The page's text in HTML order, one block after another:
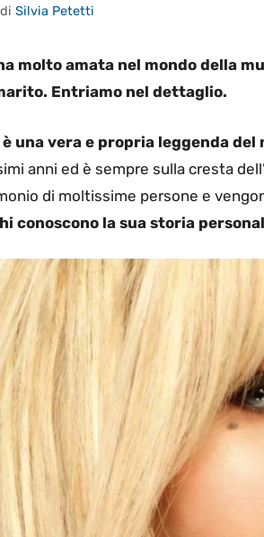
di Silvia Petetti
molto amata nel mondo della
Entriamo nel dettaglio.
è una vera e propria leggenda
anni ed è sempre sulla cresta
di moltissime persone e
conoscono la sua storia